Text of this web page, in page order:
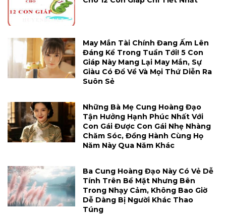
May Mắn Tài Chính Đang Ấm Lên
Đáng Kể Trong Tuần Tới! 5 Con
Giáp Này Mang Lại May Mắn, Sự
Giàu Có Đổ Về Và Mọi Thứ Diễn Ra
Suôn Sẻ
Những Bà Mẹ Cung Hoàng Đạo
Tận Hưởng Hạnh Phúc Nhất Với
Con Gái Được Con Gái Nhẹ Nhàng
Chăm Sóc, Đồng Hành Cùng Họ
Năm Này Qua Năm Khác
Ba Cung Hoàng Đạo Này Có Vẻ Dễ
Tính Trên Bề Mặt Nhưng Bên
Trong Nhạy Cảm, Không Bao Giờ
Dễ Dàng Bị Người Khác Thao
Túng